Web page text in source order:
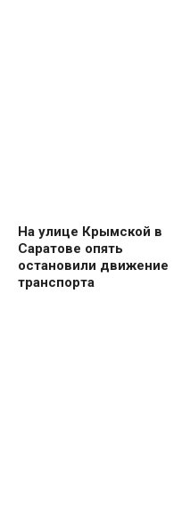
На улице Крымской в
Саратове опять
остановили движение
транспорта